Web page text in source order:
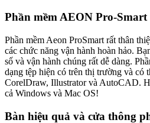
Phần mềm AEON Pro-Smart
Phần mềm Aeon ProSmart rất thân
các chức năng vận hành hoàn hảo.
số và vận hành chúng rất dễ dàng.
dạng tệp hiện có trên thị trường và có
CorelDraw, Illustrator và AutoCAD.
cả Windows và Mac OS!
Bàn hiệu quả và cửa thông